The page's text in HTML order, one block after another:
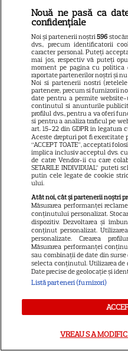
24
75
15
3
TIMP
Alin
Nouă ne pasă ca
confidențiale
Noi și partenerii noștri596
dvs., precum identificatorii
caracter personal. Puteți
mai jos, respectiv vă puteți
moment pe pagina cu politica
raportate partenerilor noștri și
Noi si partenerii nostri
partenere, precum si furnizorii
date pentru a permite
continutul si anunturile
profilul dvs., pentru a va oferi
si pentru a analiza traficul pe
art. 15-22 din GDPR in legatura
Aceste drepturi pot fi
“ACCEPT TOATE”, acceptati
implica inclusiv acceptul dvs.
de catre Vendor-ii cu care
SETARILE INDIVIDUAL” puteti
putin cele legate de cookie
ului.
Atât noi, cât și partenerii noștri
Măsurarea performanței
conținutului personalizat.
dispozitiv. Dezvoltarea și
conținut personalizat.
personalizate. Crearea
Măsurarea performanței
sau combinații de date din
selecta conținutul. Utilizarea
Date precise de geolocație și
Listă parteneri (furnizori)
VREAU SA